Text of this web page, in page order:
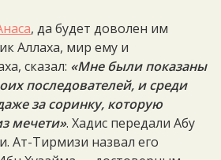
, да будет доволен им
Аллаха, мир ему и
сказал: «Мне были показаны
последователей, и среди
за соринку, которую
мечети». Хадис передали Абу
Ат-Тирмизи назвал его